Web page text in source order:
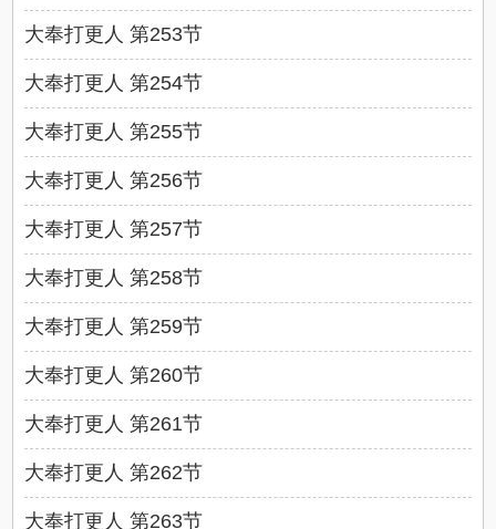
大奉打更人 第253节
大奉打更人 第254节
大奉打更人 第255节
大奉打更人 第256节
大奉打更人 第257节
大奉打更人 第258节
大奉打更人 第259节
大奉打更人 第260节
大奉打更人 第261节
大奉打更人 第262节
大奉打更人 第263节